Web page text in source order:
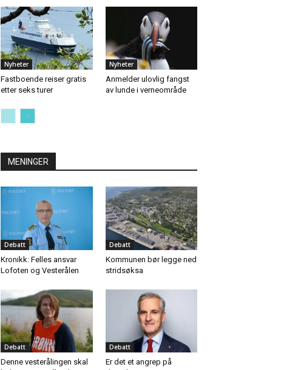
Nyheter
Fastboende reiser gratis
etter seks turer
Nyheter
Anmelder ulovlig fangst
av lunde i verneområde
MENINGER
Debatt
Kronikk: Felles ansvar
Lofoten og Vesterålen
Debatt
Kommunen bør legge ned
stridsøksa
Debatt
Denne vesterålingen skal
Debatt
Er det et angrep på